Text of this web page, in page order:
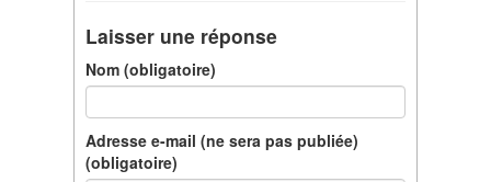
Laisser une réponse
Nom (obligatoire)
Adresse e-mail (ne sera pas publiée)
(obligatoire)